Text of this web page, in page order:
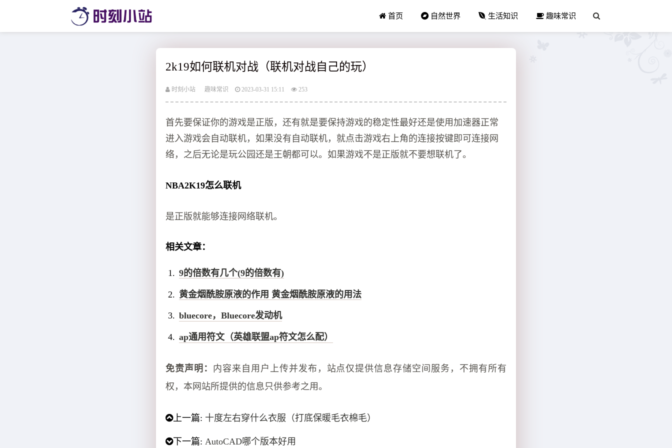
首页 自然世界 生活知识 趣味常识
2k19如何联机对战（联机对战自己的玩）
时刻小站 趣味常识 2023-03-31 15:11 253
首先要保证你的游戏是正版，还有就是要保持游戏的稳定性最好还是使用加速器正常
进入游戏会自动联机，如果没有自动联机，就点击游戏右上角的连接按键即可连接网
络，之后无论是玩公园还是王朝都可以。如果游戏不是正版就不要想联机了。
NBA2K19怎么联机
是正版就能够连接网络联机。
相关文章：
9的倍数有几个(9的倍数有)
黄金烟酰胺原液的作用 黄金烟酰胺原液的用法
bluecore，Bluecore发动机
ap通用符文（英雄联盟ap符文怎么配）
免责声明： 内容来自用户上传并发布，站点仅提供信息存储空间服务，不拥有所有
权，本网站所提供的信息只供参考之用。
上一篇: 十度左右穿什么衣服（打底保暖毛衣棉毛）
下一篇:AutoCAD哪个版本好用